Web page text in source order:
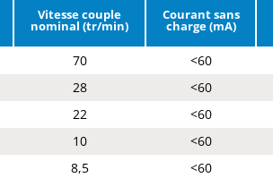
Vitesse couple
nominal (tr/min)
Courant sans
charge (mA)
70 <60
28 <60
22 <60
10 <60
8,5 <60